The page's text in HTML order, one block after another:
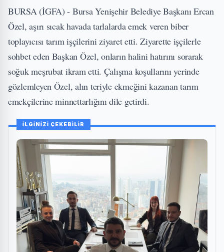
BURSA (İGFA) - Bursa Yenişehir Belediye Başkanı Ercan
Özel, aşırı sıcak havada tarlalarda emek veren biber
toplayıcısı tarım işçilerini ziyaret etti. Ziyarette işçilerle
sohbet eden Başkan Özel, onların halini hatırını sorarak
soğuk meşrubat ikram etti. Çalışma koşullarını yerinde
gözlemleyen Özel, alın teriyle ekmeğini kazanan tarım
emekçilerine minnettarlığını dile getirdi.
İLGİNİZİ ÇEKEBİLİR